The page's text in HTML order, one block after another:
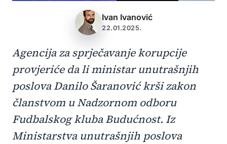
Ivan Ivanović
22.01.2025.
Agencija za sprječavanje korupcije
provjeriće da li ministar unutrašnjih
poslova Danilo Šaranović krši zakon
članstvom u Nadzornom odboru
Fudbalskog kluba Budućnost. Iz
Ministarstva unutrašnjih poslova